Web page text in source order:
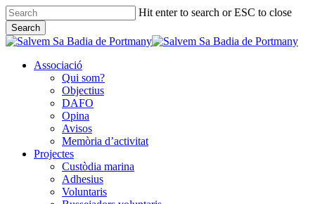
Skip
to
main
content
Hit enter to search or ESC to close
Search
Close
Associació
Qui som?
Objectius
DAFO
Opina
Avisos
Memòria d’activitat
Projectes
Custòdia marina
Adhesius
Voluntaris